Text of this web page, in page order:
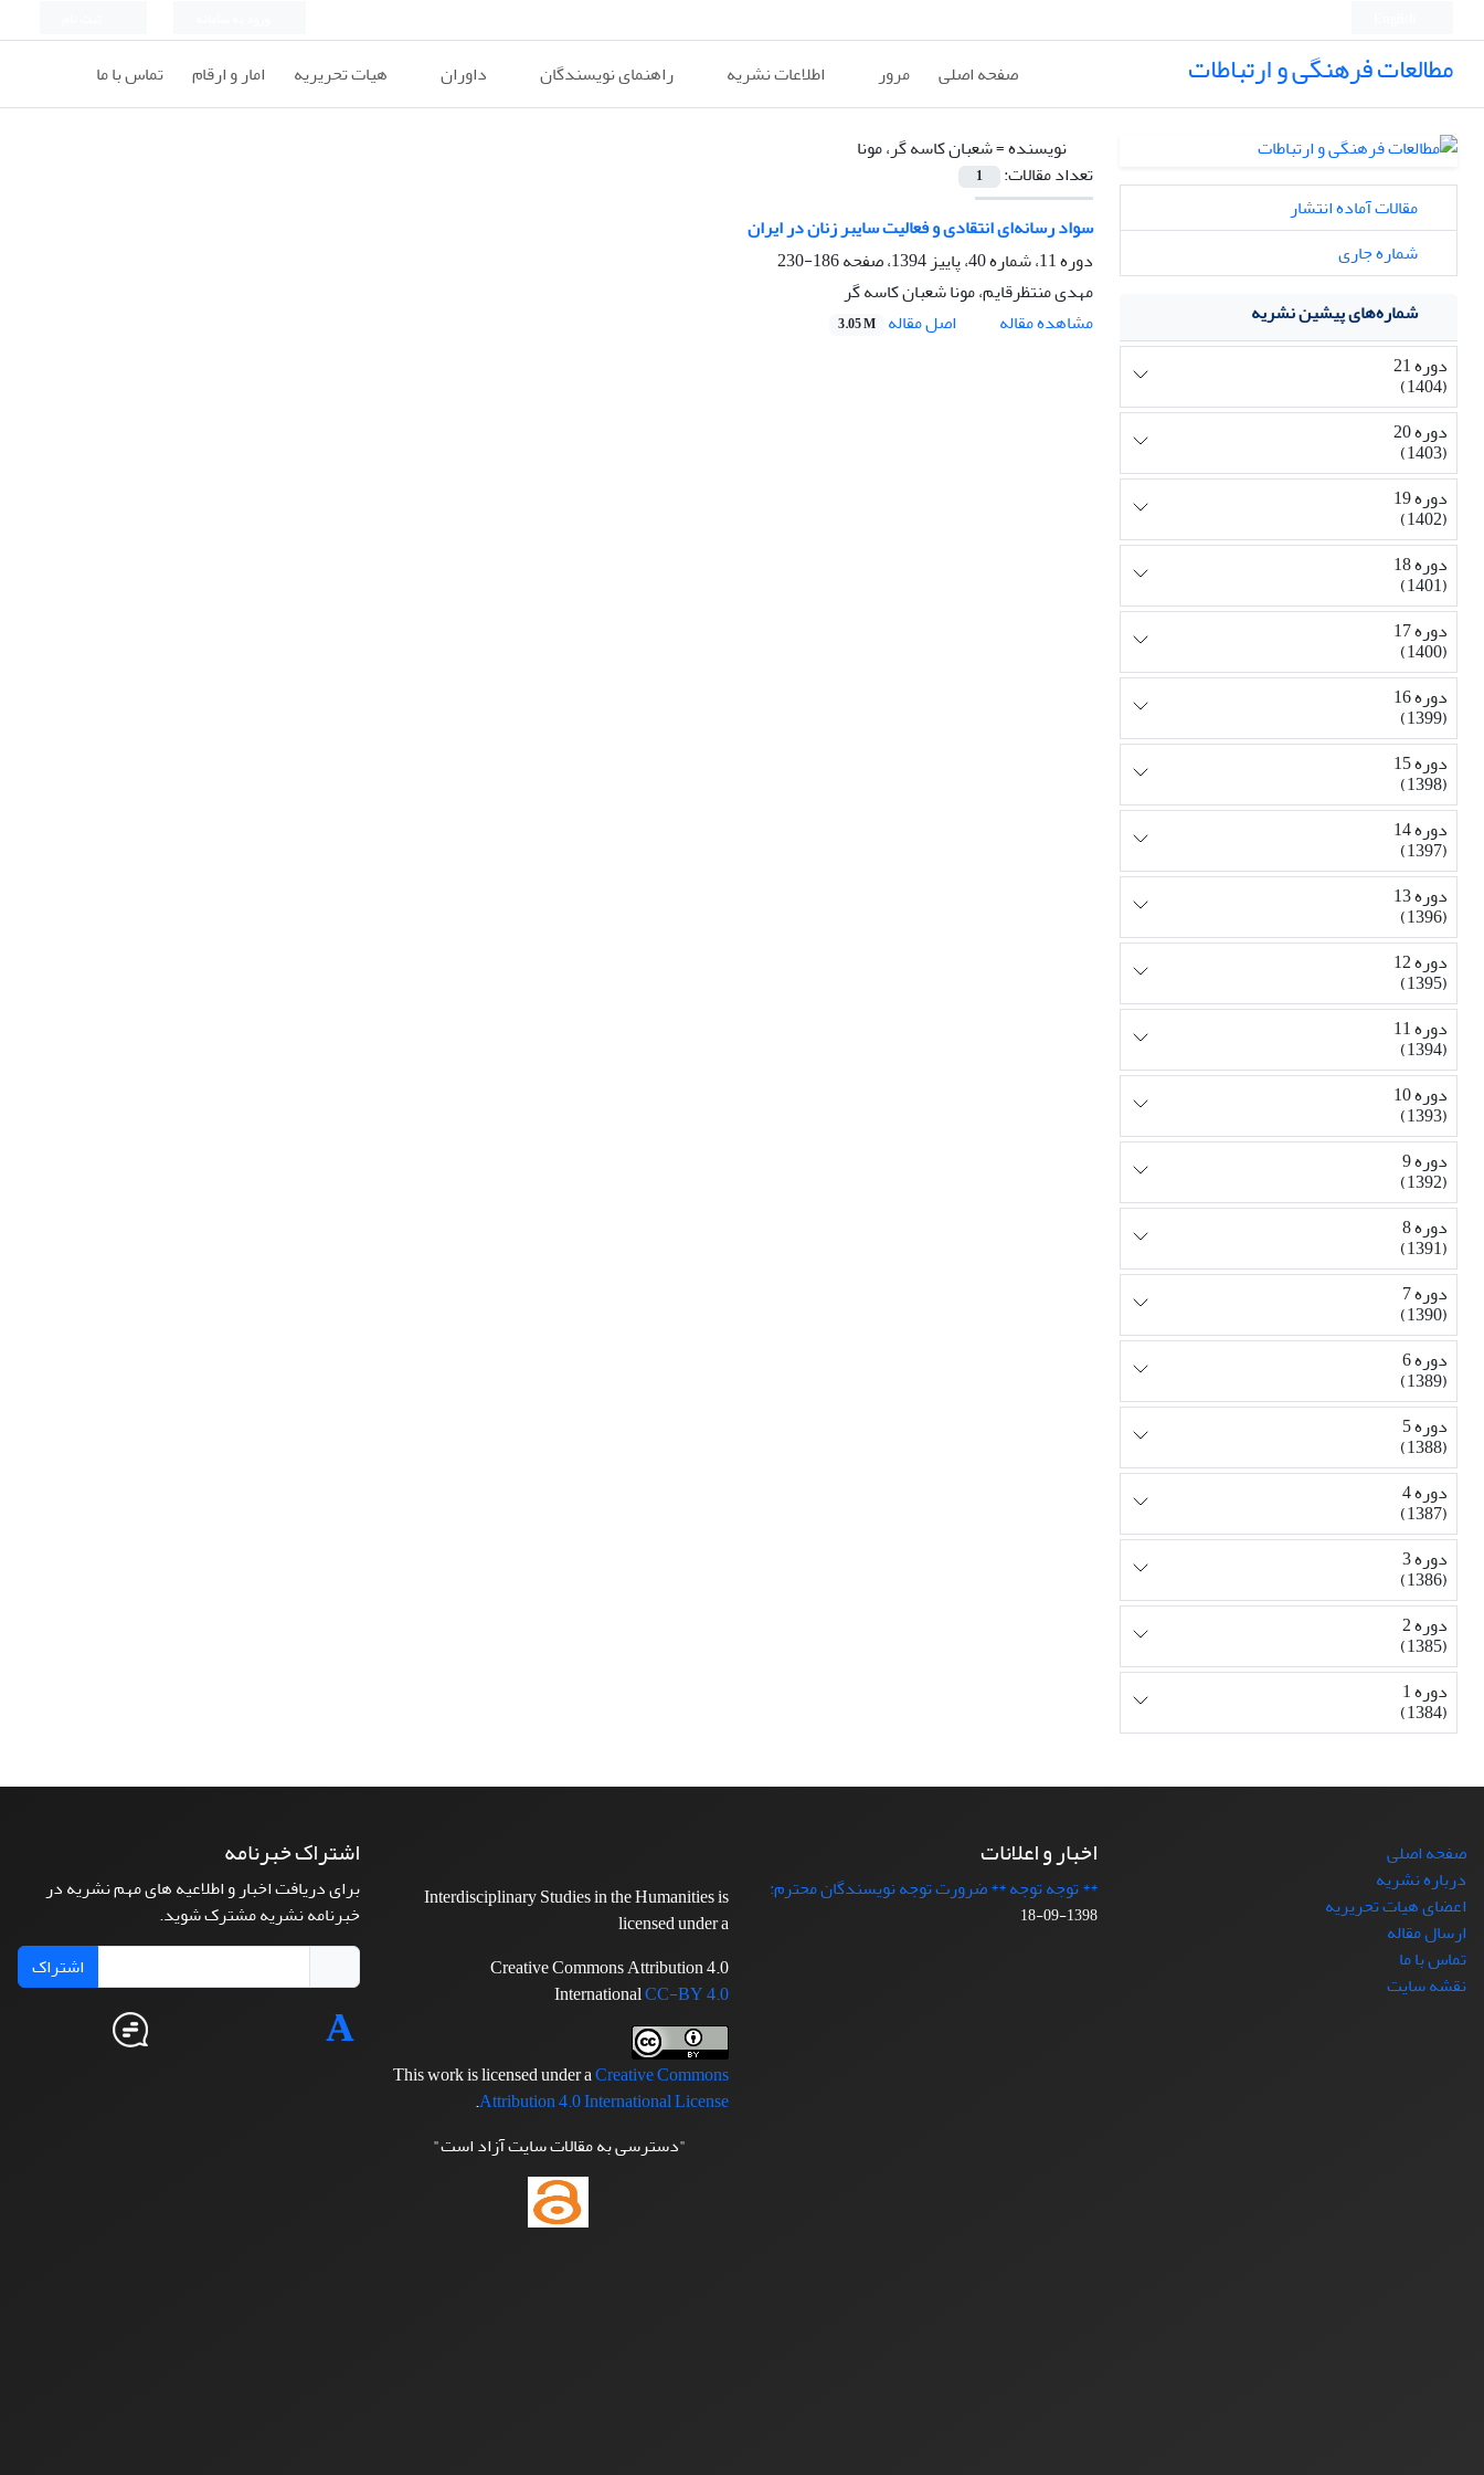
مطالعات فرهنگی و ارتباطات صفحه اصلی مرور اطلاعات نشریه راهنمای نویسندگان داوران هیات تحریریه امار و ارقام تماس با ما
نویسنده =شعبان کاسه گر، مونا
تعداد مقالات:
1
سواد رسانه‌ای انتقادی و فعالیت سایبر زنان در ایران
دوره 11، شماره 40، پاییز 1394، صفحه
186-230
مهدی منتظرقایم، مونا شعبان کاسه گر
مشاهده مقاله
اصل مقاله 3.05 M
مقالات آماده انتشار
شماره جاری
شماره‌های پیشین نشریه
دوره 21
(1404)
دوره 20
(1403)
دوره 19
(1402)
دوره 18
(1401)
دوره 17
(1400)
دوره 16
(1399)
دوره 15
(1398)
دوره 14
(1397)
دوره 13
(1396)
دوره 12
(1395)
دوره 11
(1394)
دوره 10
(1393)
دوره 9
(1392)
دوره 8
(1391)
دوره 7
(1390)
دوره 6
(1389)
دوره 5
(1388)
دوره 4
(1387)
دوره 3
(1386)
دوره 2
(1385)
دوره 1
(1384)
صفحه اصلی
درباره نشریه
اعضای هیات تحریریه
ارسال مقاله
تماس با ما
نقشه سایت
اخبار و اعلانات
** توجه توجه ** ضرورت توجه نویسندگان محترم:
1398-09-18
Interdisciplinary Studies in the Humanities is
licensed under a
Creative Commons Attribution 4.0
InternationalCC-BY 4.0
This work is licensed under aCreative Commons
Attribution 4.0 International License
.
"دسترسی به مقالات سایت آزاد است"
اشتراک خبرنامه
برای دریافت اخبار و اطلاعیه های مهم نشریه در
خبرنامه نشریه مشترک شوید.
اشتراک